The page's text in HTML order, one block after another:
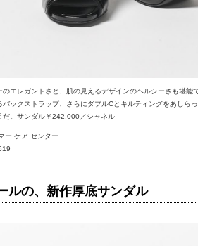
のエレガントさと、肌の見えるデザインのヘルシーさも堪能
バックストラップ、さらにダブルCとキルティングをあしら
だ。サンダル￥242,000／シャネル
ー ケア センター
ルの、新作厚底サンダル